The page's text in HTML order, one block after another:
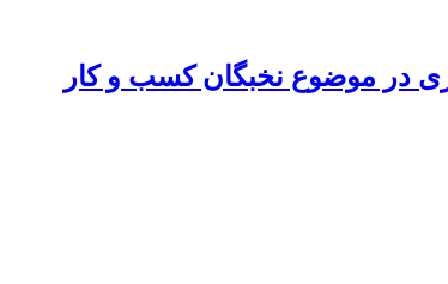
در موضوع نخبگان کسب و کار